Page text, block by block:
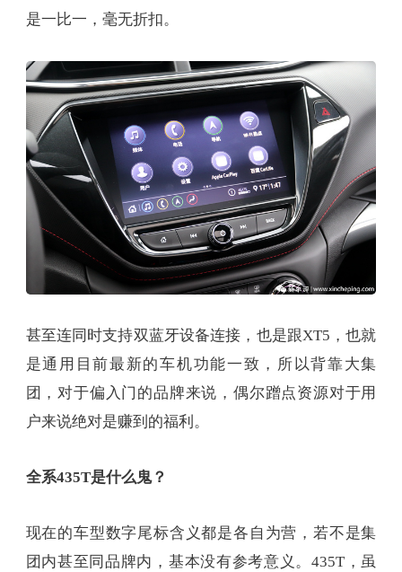
是一比一，毫无折扣。
甚至连同时支持双蓝牙设备连接，也是跟XT5，也就
是通用目前最新的车机功能一致，所以背靠大集
团，对于偏入门的品牌来说，偶尔蹭点资源对于用
户来说绝对是赚到的福利。
全系435T是什么鬼？
现在的车型数字尾标含义都是各自为营，若不是集
团内甚至同品牌内，基本没有参考意义。435T，虽